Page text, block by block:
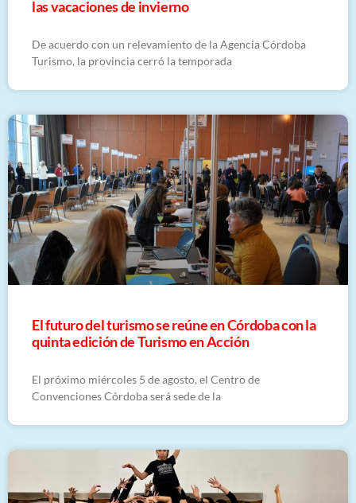
las vacaciones de invierno
De acuerdo con un relevamiento de la Agencia Córdoba
Turismo, la provincia cerró la temporada
El futuro del turismo se reúne en Córdoba con la
quinta edición de Turismo en Acción
El próximo miércoles 5 de agosto, el Centro de
Convenciones Córdoba será sede de la